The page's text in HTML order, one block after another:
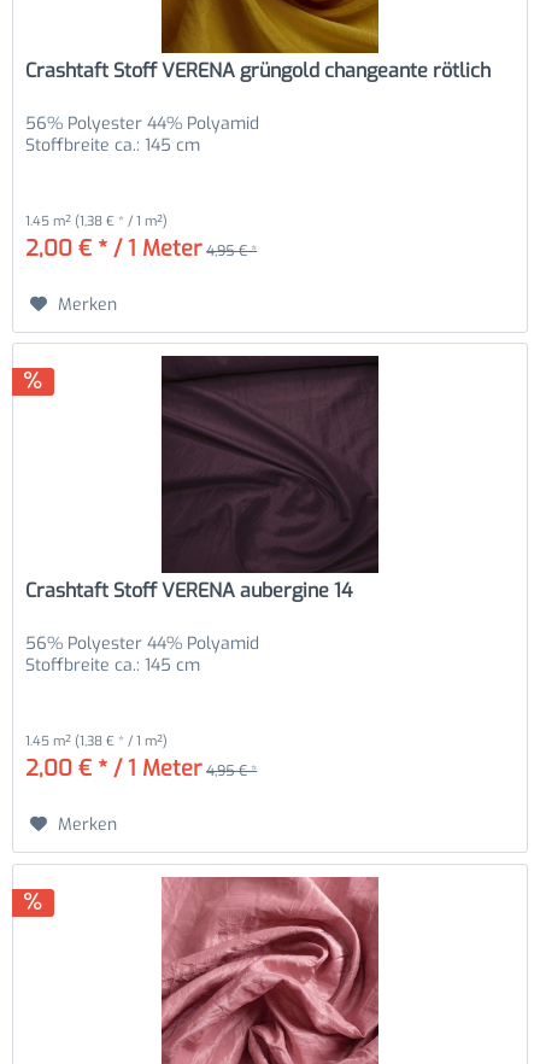
Crashtaft Stoff VERENA grüngold changeante rötlich
56% Polyester 44% Polyamid
Stoffbreite ca.: 145 cm
1.45 m² (1,38 € * / 1 m²)
2,00 € * / 1 Meter 4,95 € *
Merken
Crashtaft Stoff VERENA aubergine 14
56% Polyester 44% Polyamid
Stoffbreite ca.: 145 cm
1.45 m² (1,38 € * / 1 m²)
2,00 € * / 1 Meter 4,95 € *
Merken